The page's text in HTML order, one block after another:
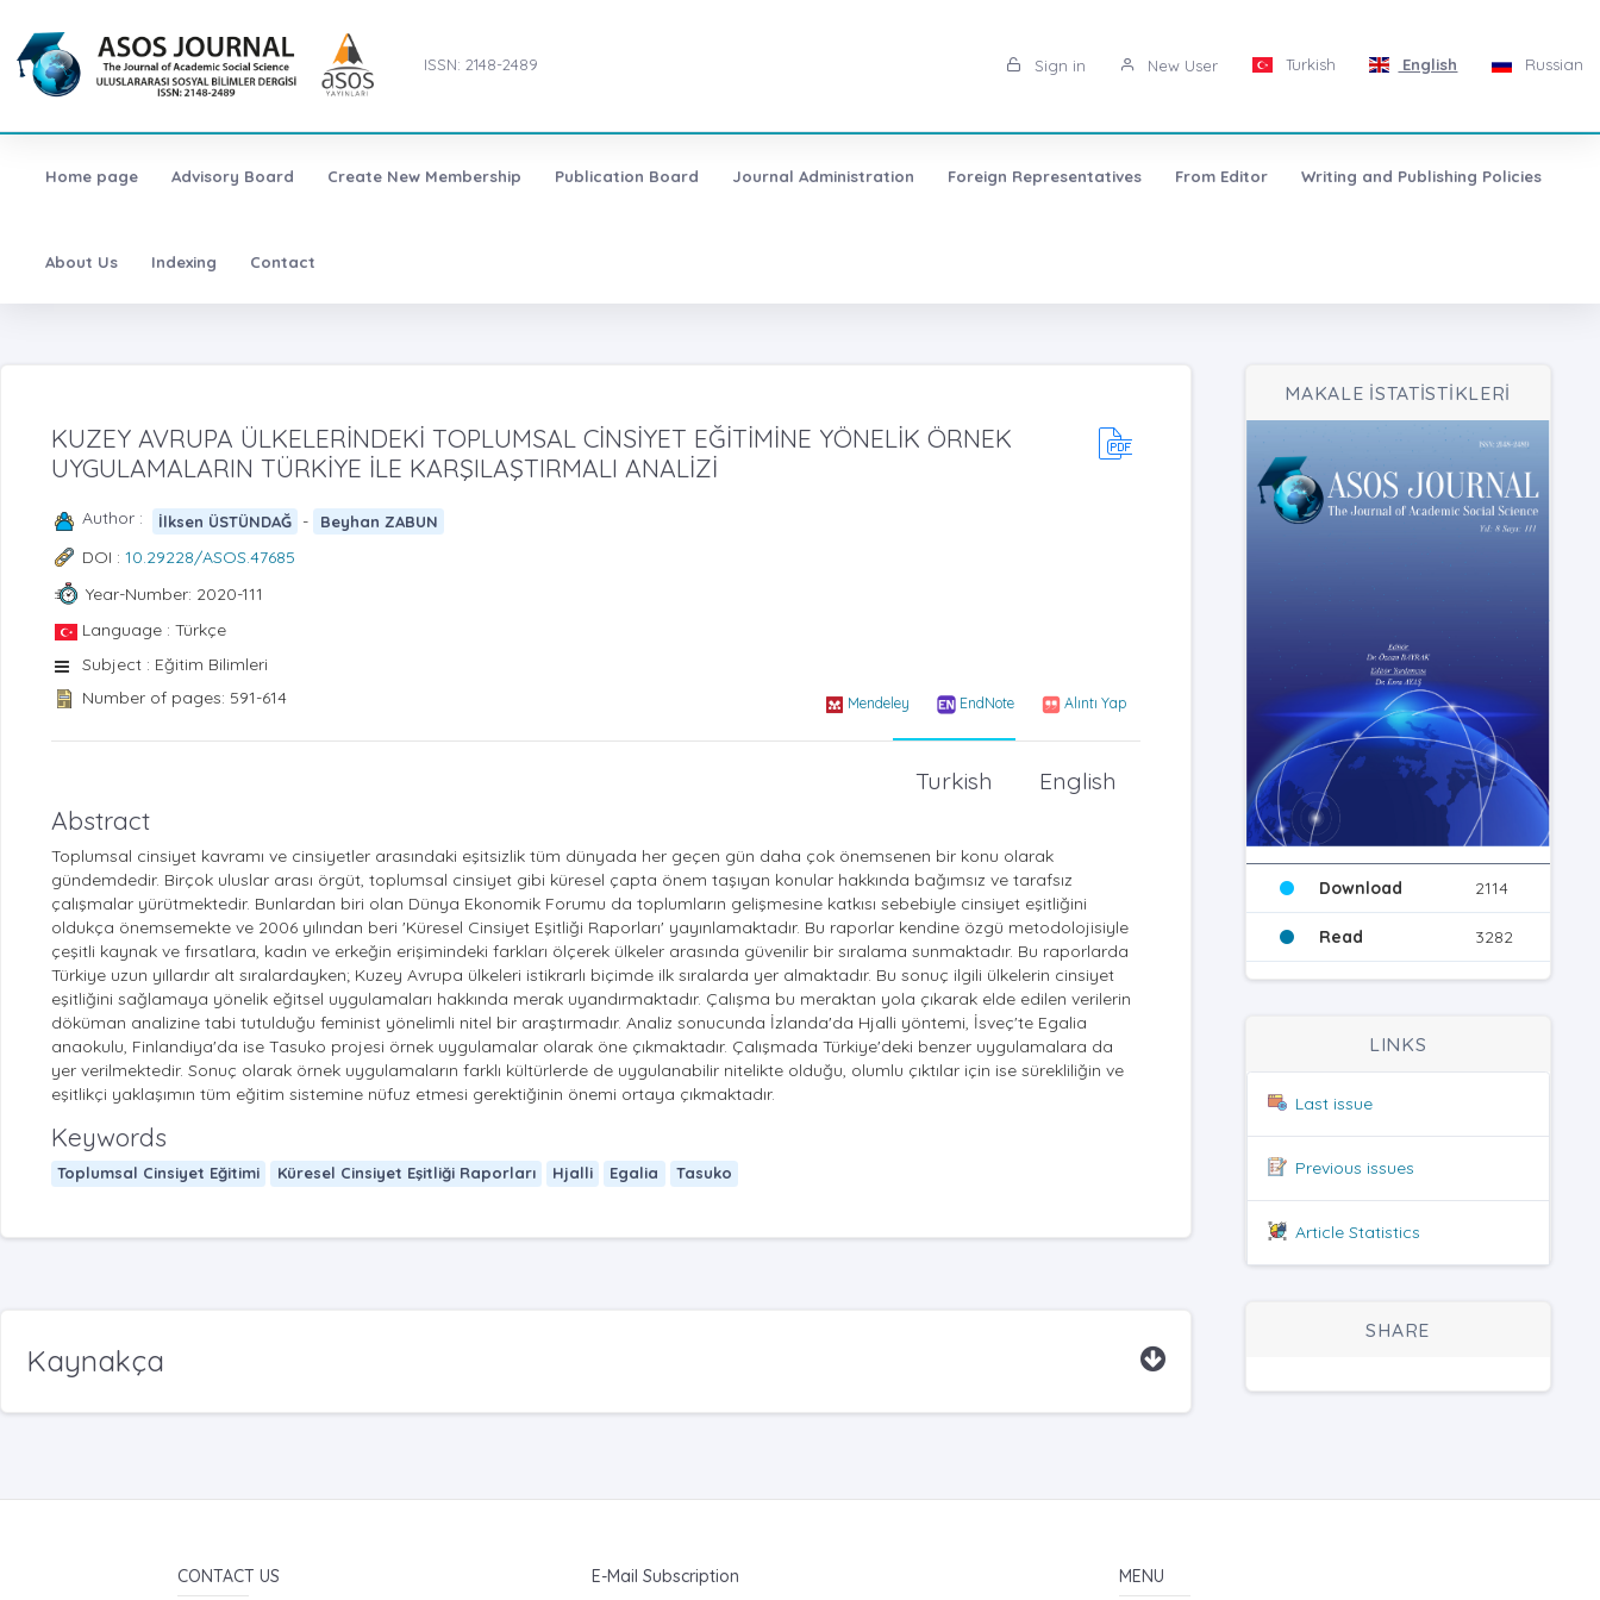
ISSN: 2148-2489 Sign in New User Turkish English Russian
Home page Advisory Board Create New Membership Publication Board Journal Administration Foreign Representatives From Editor Writing and Publishing Policies
About Us Indexing Contact
KUZEY AVRUPA ÜLKELERİNDEKİ TOPLUMSAL CİNSİYET EĞİTİMİNE YÖNELİK ÖRNEK
UYGULAMALARIN TÜRKİYE İLE KARŞILAŞTIRMALI ANALİZİ
Author : İlksen ÜSTÜNDAĞ - Beyhan ZABUN
DOI : 10.29228/ASOS.47685
Year-Number: 2020-111
Language : Türkçe
Subject : Eğitim Bilimleri
Number of pages: 591-614
Mendeley EndNote Alıntı Yap
English
Turkish
Abstract
Toplumsal cinsiyet kavramı ve cinsiyetler arasındaki eşitsizlik tüm dünyada her geçen gün daha çok önemsenen bir konu olarak
gündemdedir. Birçok uluslar arası örgüt, toplumsal cinsiyet gibi küresel çapta önem taşıyan konular hakkında bağımsız ve tarafsız
çalışmalar yürütmektedir. Bunlardan biri olan Dünya Ekonomik Forumu da toplumların gelişmesine katkısı sebebiyle cinsiyet eşitliğini
oldukça önemsemekte ve 2006 yılından beri 'Küresel Cinsiyet Eşitliği Raporları' yayınlamaktadır. Bu raporlar kendine özgü metodolojisiyle
çeşitli kaynak ve fırsatlara, kadın ve erkeğin erişimindeki farkları ölçerek ülkeler arasında güvenilir bir sıralama sunmaktadır. Bu raporlarda
Türkiye uzun yıllardır alt sıralardayken; Kuzey Avrupa ülkeleri istikrarlı biçimde ilk sıralarda yer almaktadır. Bu sonuç ilgili ülkelerin cinsiyet
eşitliğini sağlamaya yönelik eğitsel uygulamaları hakkında merak uyandırmaktadır. Çalışma bu meraktan yola çıkarak elde edilen verilerin
döküman analizine tabi tutulduğu feminist yönelimli nitel bir araştırmadır. Analiz sonucunda İzlanda'da Hjalli yöntemi, İsveç'te Egalia
anaokulu, Finlandiya'da ise Tasuko projesi örnek uygulamalar olarak öne çıkmaktadır. Çalışmada Türkiye'deki benzer uygulamalara da
yer verilmektedir. Sonuç olarak örnek uygulamaların farklı kültürlerde de uygulanabilir nitelikte olduğu, olumlu çıktılar için ise sürekliliğin ve
eşitlikçi yaklaşımın tüm eğitim sistemine nüfuz etmesi gerektiğinin önemi ortaya çıkmaktadır.
Keywords
Toplumsal Cinsiyet Eğitimi Küresel Cinsiyet Eşitliği Raporları Hjalli Egalia Tasuko
Kaynakça
MAKALE İSTATİSTİKLERİ
Download 2114
Read 3282
LINKS
Last issue
Previous issues
Article Statistics
SHARE
CONTACT US E-Mail Subscription MENU